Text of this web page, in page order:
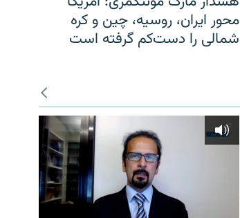
محور ایران، روسیه، چین و کره
شمالی را دست‌کم گرفته است